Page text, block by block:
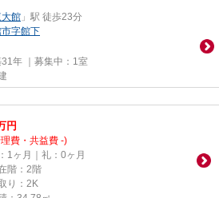
館 」駅 徒歩23分
字館下
年 ｜募集中： 1室
円
費・共益費 -)
1ヶ月｜礼：0ヶ月
階：2階
り：2K